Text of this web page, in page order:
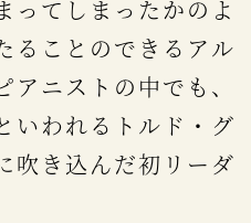
ることのできるアル
アニストの中でも、
いわれるトルド・グ
吹き込んだ初リーダ